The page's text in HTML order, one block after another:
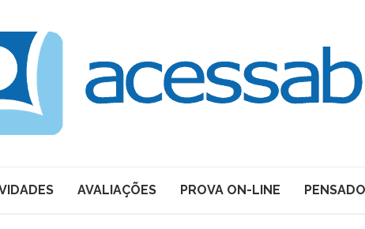
AVALIAÇÕES PROVA ON-LINE